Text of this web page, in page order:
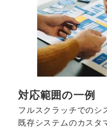
対応範囲の一例
フルスクラッチでのシ
既存システムのカスタ